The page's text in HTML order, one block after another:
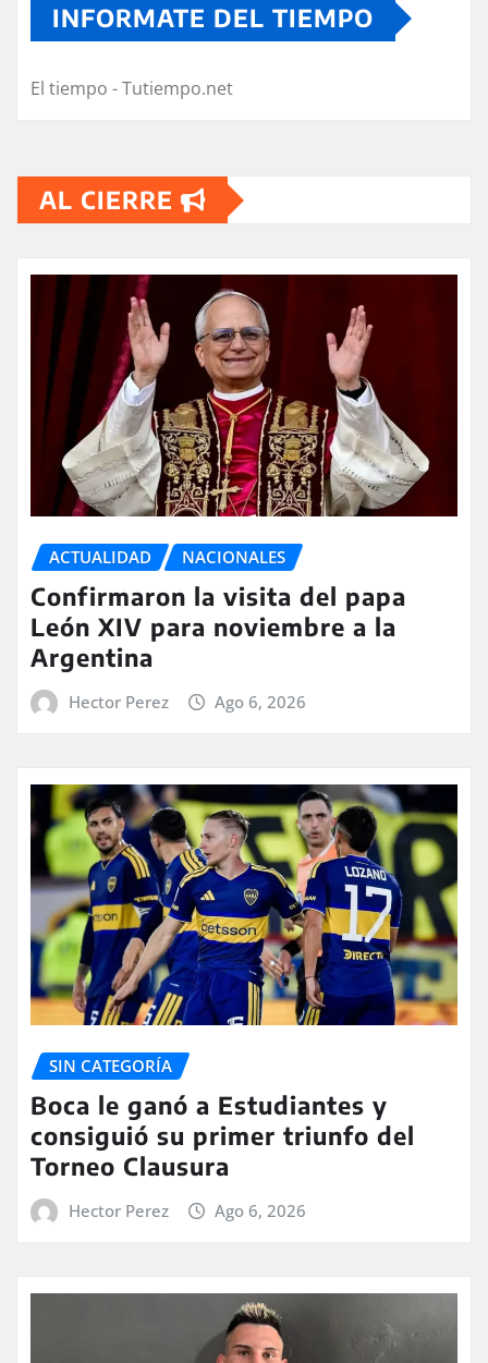
INFORMATE DEL TIEMPO
El tiempo - Tutiempo.net
AL CIERRE
ACTUALIDAD NACIONALES
Confirmaron la visita del papa
León XIV para noviembre a la
Argentina
Hector Perez Ago 6, 2026
SIN CATEGORÍA
Boca le ganó a Estudiantes y
consiguió su primer triunfo del
Torneo Clausura
Hector Perez Ago 6, 2026